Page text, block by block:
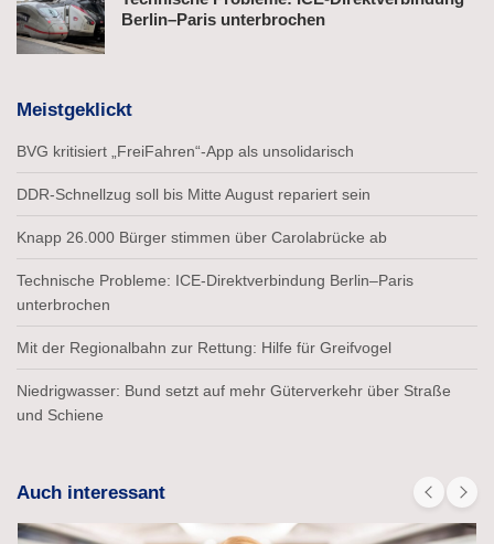
Berlin–Paris unterbrochen
Meistgeklickt
BVG kritisiert „FreiFahren“-App als unsolidarisch
DDR-Schnellzug soll bis Mitte August repariert sein
Knapp 26.000 Bürger stimmen über Carolabrücke ab
Technische Probleme: ICE-Direktverbindung Berlin–Paris
unterbrochen
Mit der Regionalbahn zur Rettung: Hilfe für Greifvogel
Niedrigwasser: Bund setzt auf mehr Güterverkehr über Straße
und Schiene
Auch interessant